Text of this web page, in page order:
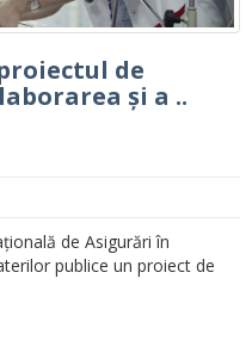
de
și a ..
de Asigurări în
publice un proiect de